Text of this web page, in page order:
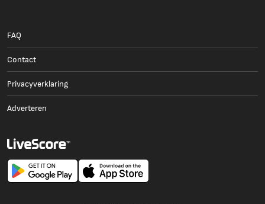
FAQ
Contact
Privacyverklaring
Adverteren